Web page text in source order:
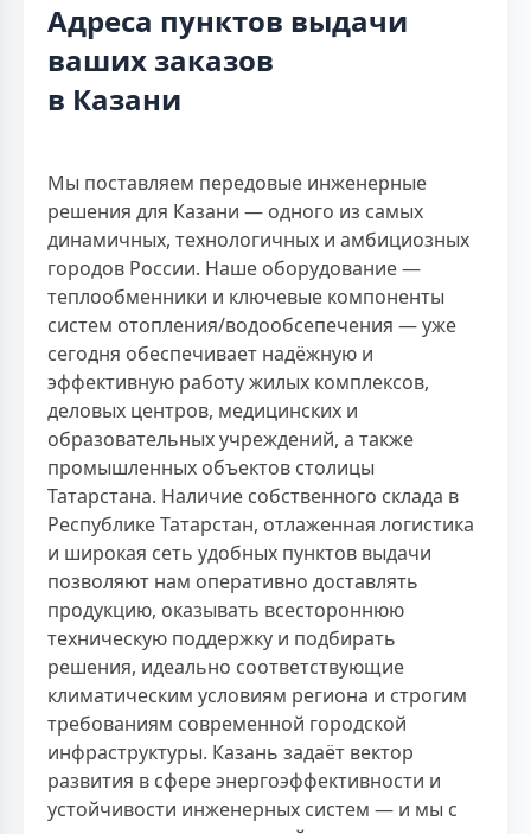
Адреса пунктов выдачи
ваших заказов
в Казани
Мы поставляем передовые инженерные
решения для Казани — одного из самых
динамичных, технологичных и амбициозных
городов России. Наше оборудование —
теплообменники и ключевые компоненты
систем отопления/водообсепечения — уже
сегодня обеспечивает надёжную и
эффективную работу жилых комплексов,
деловых центров, медицинских и
образовательных учреждений, а также
промышленных объектов столицы
Татарстана. Наличие собственного склада в
Республике Татарстан, отлаженная логистика
и широкая сеть удобных пунктов выдачи
позволяют нам оперативно доставлять
продукцию, оказывать всестороннюю
техническую поддержку и подбирать
решения, идеально соответствующие
климатическим условиям региона и строгим
требованиям современной городской
инфраструктуры. Казань задаёт вектор
развития в сфере энергоэффективности и
устойчивости инженерных систем — и мы с